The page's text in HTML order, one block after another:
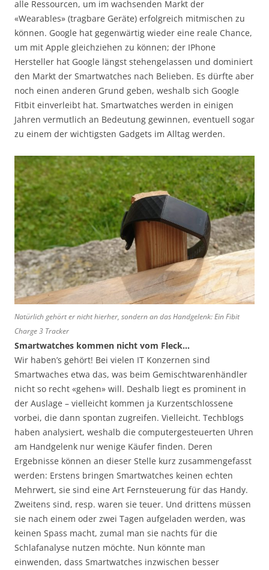
alle Ressourcen, um im wachsenden Markt der
«Wearables» (tragbare Geräte) erfolgreich mitmischen zu
können. Google hat gegenwärtig wieder eine reale Chance,
um mit Apple gleichziehen zu können; der IPhone
Hersteller hat Google längst stehengelassen und dominiert
den Markt der Smartwatches nach Belieben. Es dürfte aber
noch einen anderen Grund geben, weshalb sich Google
Fitbit einverleibt hat. Smartwatches werden in einigen
Jahren vermutlich an Bedeutung gewinnen, eventuell sogar
zu einem der wichtigsten Gadgets im Alltag werden.
Natürlich gehört er nicht hierher, sondern an das Handgelenk: Ein Fibit
Charge 3 Tracker
Smartwatches kommen nicht vom Fleck…
Wir haben’s gehört! Bei vielen IT Konzernen sind
Smartwaches etwa das, was beim Gemischtwarenhändler
nicht so recht «gehen» will. Deshalb liegt es prominent in
der Auslage – vielleicht kommen ja Kurzentschlossene
vorbei, die dann spontan zugreifen. Vielleicht. Techblogs
haben analysiert, weshalb die computergesteuerten Uhren
am Handgelenk nur wenige Käufer finden. Deren
Ergebnisse können an dieser Stelle kurz zusammengefasst
werden: Erstens bringen Smartwatches keinen echten
Mehrwert, sie sind eine Art Fernsteuerung für das Handy.
Zweitens sind, resp. waren sie teuer. Und drittens müssen
sie nach einem oder zwei Tagen aufgeladen werden, was
keinen Spass macht, zumal man sie nachts für die
Schlafanalyse nutzen möchte. Nun könnte man
einwenden, dass Smartwatches inzwischen besser